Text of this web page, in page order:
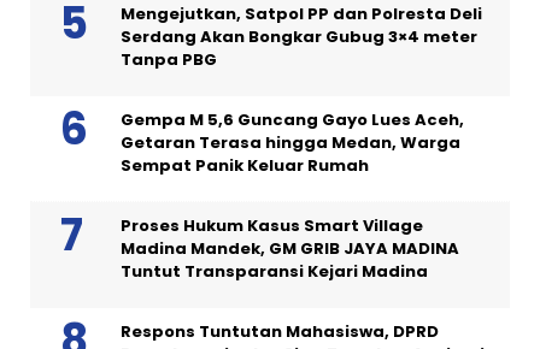
Mengejutkan, Satpol PP dan Polresta Deli
Serdang Akan Bongkar Gubug 3×4 meter
Tanpa PBG
Gempa M 5,6 Guncang Gayo Lues Aceh,
Getaran Terasa hingga Medan, Warga
Sempat Panik Keluar Rumah
Proses Hukum Kasus Smart Village
Madina Mandek, GM GRIB JAYA MADINA
Tuntut Transparansi Kejari Madina
Respons Tuntutan Mahasiswa, DPRD